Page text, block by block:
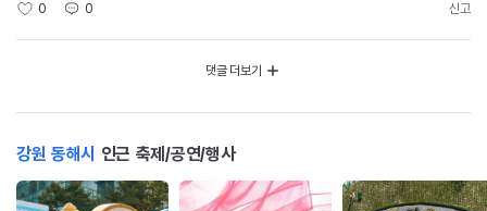
0 0 신고
댓글 더보기
강원 동해시 인근 축제/공연/행사